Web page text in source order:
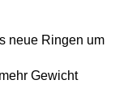
neue Ringen um
Gewicht